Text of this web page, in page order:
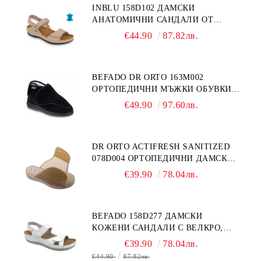
INBLU 158D102 ДАМСКИ
АНАТОМИЧНИ САНДАЛИ ОТ
ЕСТЕСТВЕНА КОЖА, БЕЖОВИ
€44.90 87.82лв.
BEFADO DR ORTO 163M002
ОРТОПЕДИЧНИ МЪЖКИ ОБУВКИ
ЗА ГИПСИРАН ИЛИ СВРЪХ
€49.90 97.60лв.
DR ORTO ACTIFRESH SANITIZED
078D004 ОРТОПЕДИЧНИ ДАМСКИ
ЧЕХЛИ ЗА МНОГО ОТЕКЪЛ КРАК,
€39.90 78.04лв.
BEFADO 158D277 ДАМСКИ
КОЖЕНИ САНДАЛИ С ВЕЛКРО,
€39.90 78.04лв.
€44.90 87.82лв.